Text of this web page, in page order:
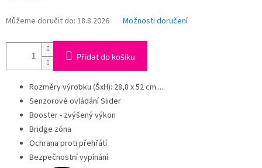
Můžeme doručit do: 18.8.2026 Možnosti doručení
Přidat do košíku
Rozměry výrobku (ŠxH): 28,8 x 52 cm.....
Senzorové ovládání Slider
Booster - zvýšený výkon
Bridge zóna
Ochrana proti přehřátí
Bezpečnostní vypínání